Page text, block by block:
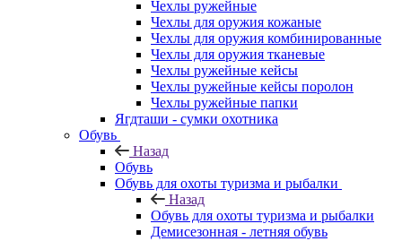
Чехлы ружейные
Чехлы для оружия кожаные
Чехлы для оружия комбинированные
Чехлы для оружия тканевые
Чехлы ружейные кейсы
Чехлы ружейные кейсы поролон
Чехлы ружейные папки
Ягдташи - сумки охотника
Обувь
Назад
Обувь
Обувь для охоты туризма и рыбалки
Назад
Обувь для охоты туризма и рыбалки
Демисезонная - летняя обувь